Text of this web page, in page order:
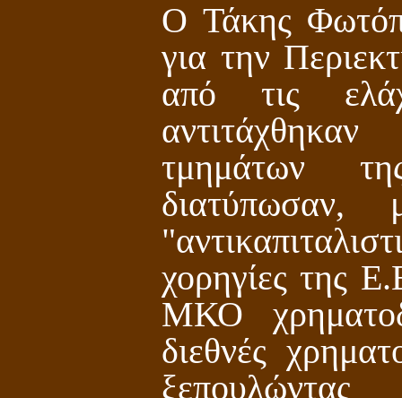
Ο Τάκης
για την
από τις
τμημάτων
χορηγίες της
ΜΚΟ
διεθνές